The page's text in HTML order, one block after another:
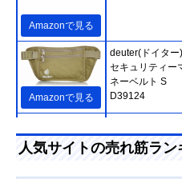
Amazonで見る
Amazonで見る
deuter(ドイター)
セキュリティー
ネーベルト S
D39124
ールドア) セキュ
リティポーチ
人気サイトの売れ筋ラ